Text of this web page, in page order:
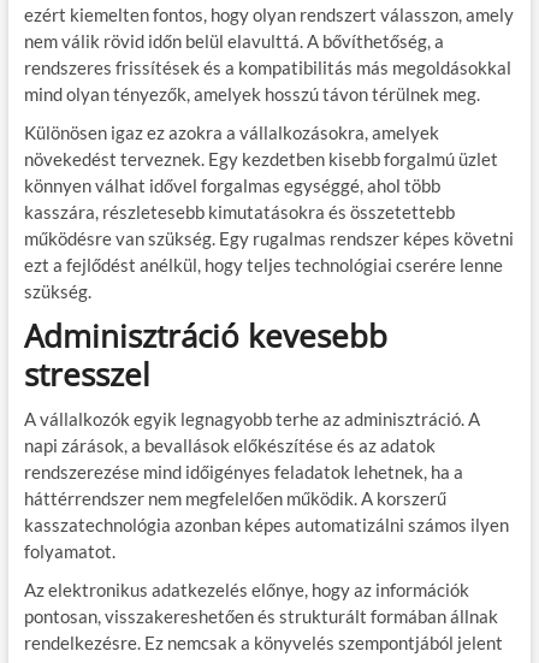
ezért kiemelten fontos, hogy olyan rendszert válasszon, amely
nem válik rövid időn belül elavulttá. A bővíthetőség, a
rendszeres frissítések és a kompatibilitás más megoldásokkal
mind olyan tényezők, amelyek hosszú távon térülnek meg.
Különösen igaz ez azokra a vállalkozásokra, amelyek
növekedést terveznek. Egy kezdetben kisebb forgalmú üzlet
könnyen válhat idővel forgalmas egységgé, ahol több
kasszára, részletesebb kimutatásokra és összetettebb
működésre van szükség. Egy rugalmas rendszer képes követni
ezt a fejlődést anélkül, hogy teljes technológiai cserére lenne
szükség.
Adminisztráció kevesebb
stresszel
A vállalkozók egyik legnagyobb terhe az adminisztráció. A
napi zárások, a bevallások előkészítése és az adatok
rendszerezése mind időigényes feladatok lehetnek, ha a
háttérrendszer nem megfelelően működik. A korszerű
kasszatechnológia azonban képes automatizálni számos ilyen
folyamatot.
Az elektronikus adatkezelés előnye, hogy az információk
pontosan, visszakereshetően és strukturált formában állnak
rendelkezésre. Ez nemcsak a könyvelés szempontjából jelent